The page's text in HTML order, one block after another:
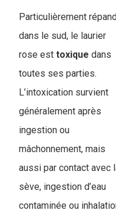
Particulièrement
dans le sud, le laurier
rose est toxique dans
toutes ses parties.
L’intoxication survient
généralement après
ingestion ou
mâchonnement, mais
aussi par contact avec
sève, ingestion d’eau
contaminée ou